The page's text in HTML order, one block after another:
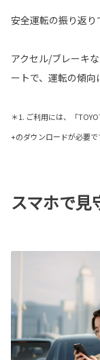
安全運転の振り返り
アクセル/ブレーキ
ートで、運転の傾向
＊1. ご利用には、「
+のダウンロードが必要
スマホで見